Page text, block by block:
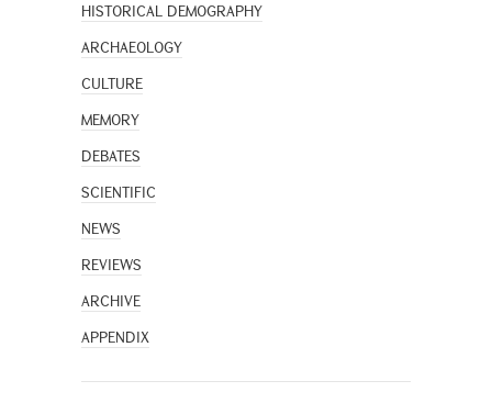
HISTORICAL DEMOGRAPHY
ARCHAEOLOGY
CULTURE
MEMORY
DEBATES
SCIENTIFIC
NEWS
REVIEWS
ARCHIVE
APPENDIX